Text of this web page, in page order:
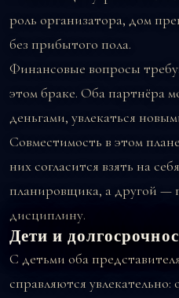
роль организатора, дом
без прибытого пола.
Финансовые вопросы
этом браке. Оба партнёра
деньгами, увлекаться
Совместимость в этом
них согласится взять на
планировщика, а другой —
дисциплину.
Дети и
С детьми оба
справляются увлекательно: